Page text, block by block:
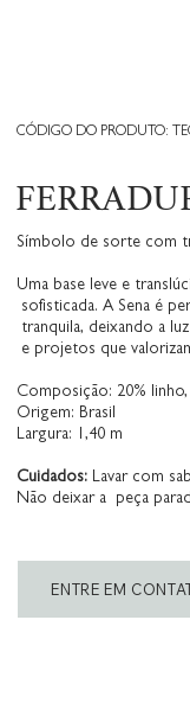
CÓDIGO DO PRODUTO:
Símbolo de sorte com
Uma base leve e
sofisticada. A Sena é
tranquila, deixando a
e projetos que
Composição: 20%
Origem: Brasil
Largura: 1,40 m
Cuidados: Lavar com
Não deixar a peça
ENTRE EM